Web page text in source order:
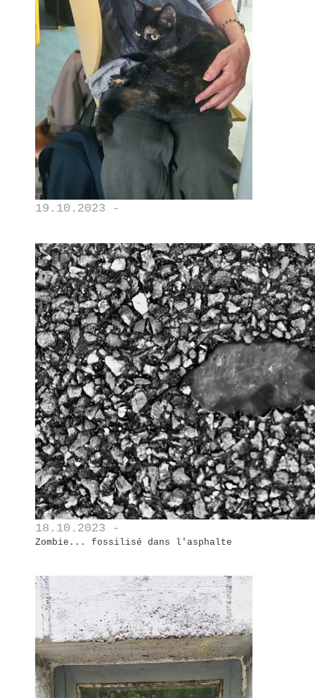
19.10.2023 -
18.10.2023 -
Zombie... fossilisé dans l'asphalte